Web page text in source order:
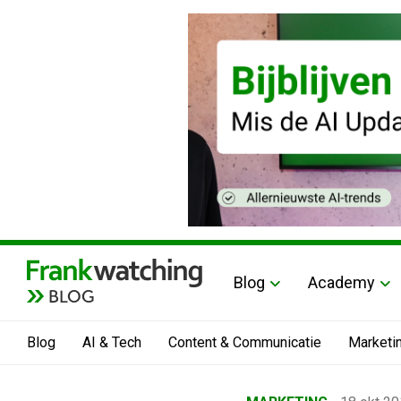
BLOG
Blog Academy
Blog AI & Tech Content & Communicatie